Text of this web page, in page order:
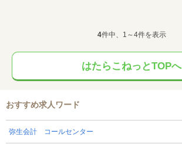
4件中、1～4件を表示
はたらこねっとTOPへ
おすすめ求人ワード
弥生会計 コールセンター